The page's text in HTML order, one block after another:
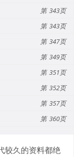
343
343
347
349
351
352
357
360
较久的资料都绝